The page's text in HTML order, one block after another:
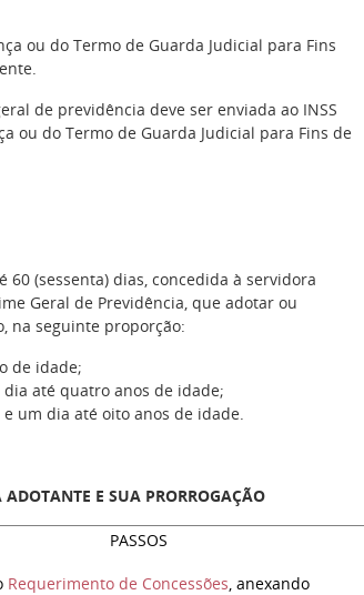
ou do Termo de Guarda Judicial para Fins
de previdência deve ser enviada ao INSS
ou do Termo de Guarda Judicial para Fins de
60 (sessenta) dias, concedida à servidora
Geral de Previdência, que adotar ou
na seguinte proporção:
de idade;
até quatro anos de idade;
um dia até oito anos de idade.
E SUA PRORROGAÇÃO
PASSOS
Requerimento de Concessões, anexando